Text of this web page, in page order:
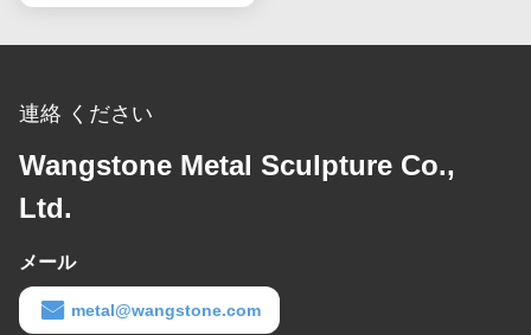
連絡 ください
Wangstone Metal Sculpture Co.,
Ltd.
メール
metal@wangstone.com